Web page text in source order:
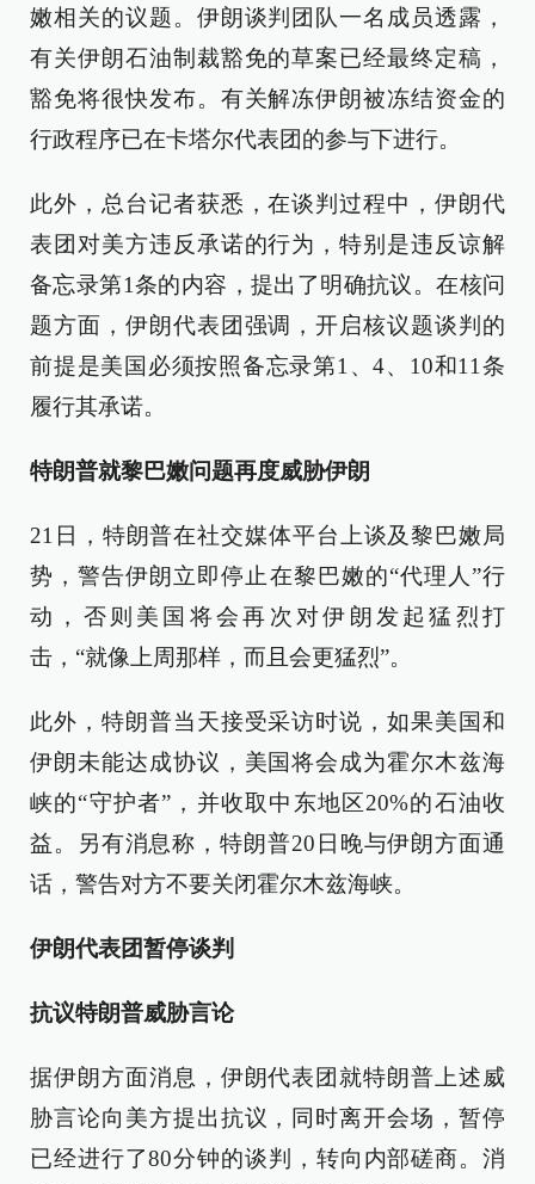
嫩相关的议题。伊朗谈判团队一名成员透露，
有关伊朗石油制裁豁免的草案已经最终定稿，
豁免将很快发布。有关解冻伊朗被冻结资金的
行政程序已在卡塔尔代表团的参与下进行。
此外，总台记者获悉，在谈判过程中，伊朗代
表团对美方违反承诺的行为，特别是违反谅解
备忘录第1条的内容，提出了明确抗议。在核问
题方面，伊朗代表团强调，开启核议题谈判的
前提是美国必须按照备忘录第1、4、10和11条
履行其承诺。
特朗普就黎巴嫩问题再度威胁伊朗
21日，特朗普在社交媒体平台上谈及黎巴嫩局
势，警告伊朗立即停止在黎巴嫩的“代理人”行
动，否则美国将会再次对伊朗发起猛烈打
击，“就像上周那样，而且会更猛烈”。
此外，特朗普当天接受采访时说，如果美国和
伊朗未能达成协议，美国将会成为霍尔木兹海
峡的“守护者”，并收取中东地区20%的石油收
益。另有消息称，特朗普20日晚与伊朗方面通
话，警告对方不要关闭霍尔木兹海峡。
伊朗代表团暂停谈判
抗议特朗普威胁言论
据伊朗方面消息，伊朗代表团就特朗普上述威
胁言论向美方提出抗议，同时离开会场，暂停
已经进行了80分钟的谈判，转向内部磋商。消